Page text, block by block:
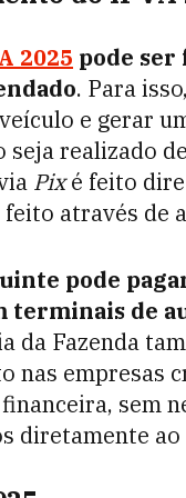
2025 pode ser
. Para
e gerar
seja realizado
Pixé feito
através de
pode
terminais de
da Fazenda
nas empresas
sem
diretamente